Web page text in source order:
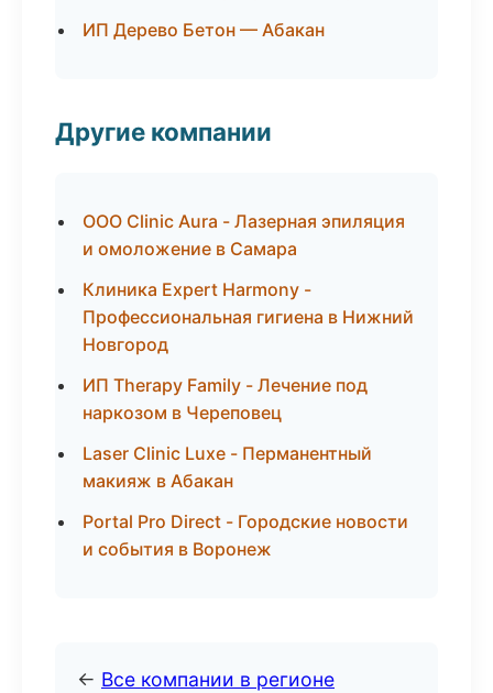
ИП Дерево Бетон — Абакан
Другие компании
ООО Clinic Aura - Лазерная эпиляция
и омоложение в Самара
Клиника Expert Harmony -
Профессиональная гигиена в Нижний
Новгород
ИП Therapy Family - Лечение под
наркозом в Череповец
Laser Clinic Luxe - Перманентный
макияж в Абакан
Portal Pro Direct - Городские новости
и события в Воронеж
← Все компании в регионе